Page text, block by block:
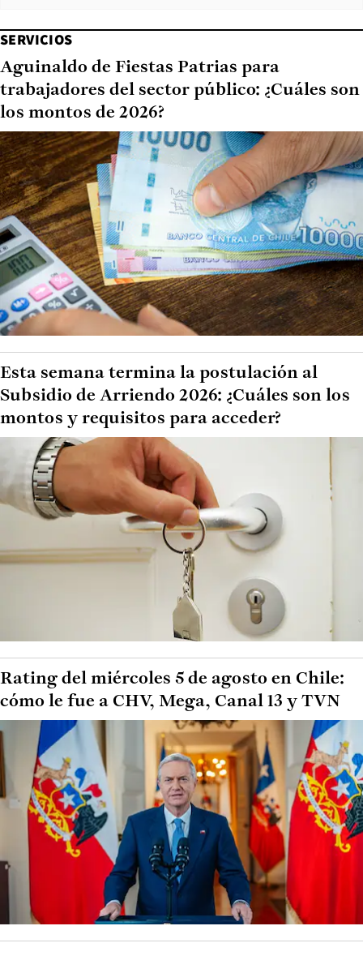
SERVICIOS
Aguinaldo de Fiestas Patrias para
trabajadores del sector público: ¿Cuáles son
los montos de 2026?
Esta semana termina la postulación al
Subsidio de Arriendo 2026: ¿Cuáles son los
montos y requisitos para acceder?
Rating del miércoles 5 de agosto en Chile:
cómo le fue a CHV, Mega, Canal 13 y TVN